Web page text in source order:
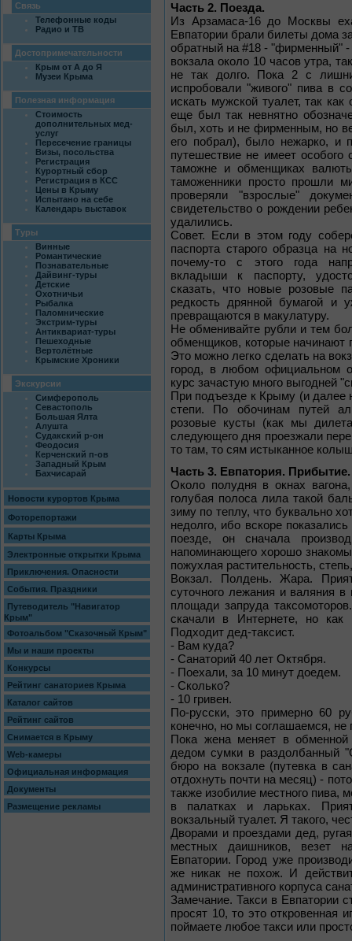
Связь
Телефонные коды
Радио и ТВ
Достопримечательности
Крым от А до Я
Музеи Крыма
Полезная информация
Стоимость
дополнительных мед-
услуг
Пересечение границы
Визы, посольства
Регистрация
Курортный сбор
Регистрация в КСС
Цены в Крыму
Испытано на себе
Календарь выставок
Туры
Винные
Романтические
Познавательные
Дайвинг-туры
Детские
Охотничьи
Рыбалка
Паломнические
Экстрим-туры
Антиквариат-туры
Пешеходные
Вертолётные
Крымские Хроники
Экскурсии
Симферополь
Севастополь
Большая Ялта
Алушта
Судакский р-он
Феодосия
Керченский п-ов
Западный Крым
Бахчисарай
Новости курортов Крыма
Фоторепортажи
Карты Крыма
Электронные открытки Крыма
Приключения. Опасности
События. Праздники
Путеводитель "Навигатор
Крым"
Фотоальбом "Сказочный Крым"
Мы и наши проекты
Конкурсы
Рейтинг санаториев Крыма
Каталог сайтов
Рейтинг сайтов
Снимается в Крыму
Web-камеры
Официальная информация
Документы
Размещение рекламы
Часть 2. Поезда.
Из Арзамаса-16 до Москвы
Евпатории брали билеты дома
обратный на #18 - "фирменный" -
вокзала около 10 часов утра,
не так долго. Пока 2 с
испробовали "живого" пива в
искать мужской туалет, так
еще был так невнятно
был, хоть и не фирменным, но
его побрал), было нежарко, и
путешествие не имеет
таможне и обменщиках
таможенники просто прошли
проверяли "взрослые"
свидетельство о рождении
удалились.
Совет. Если в этом году
паспорта старого образца на
почему-то с этого года
вкладыши к паспорту,
сказать, что новые розовые
редкость дрянной бумагой и
превращаются в макулатуру.
Не обменивайте рубли и тем
обменщиков, которые начинают
Это можно легко сделать на
город, в любом официальном
курс зачастую много выгодней
При подъезде к Крыму (и далее
степи. По обочинам путей
розовые кусты (как мы
следующего дня проезжали
то там, то сям истыканное
Часть 3. Евпатория. Прибытие.
Около полудня в окнах
голубая полоса лила такой
зиму по теплу, что буквально
недолго, ибо вскоре
поезде, он сначала
напоминающего хорошо
пожухлая растительность,
Вокзал. Полдень. Жара.
суточного лежания и валяния
площади запруда
скачали в Интернете, но как
Подходит дед-таксист.
- Вам куда?
- Санаторий 40 лет Октября.
- Поехали, за 10 минут доедем.
- Сколько?
- 10 гривен.
По-русски, это примерно 60
конечно, но мы соглашаемся,
Пока жена меняет в
дедом сумки в раздолбанный
бюро на вокзале (путевка в
отдохнуть почти на месяц) -
также изобилие местного пива,
в палатках и ларьках.
вокзальный туалет. Я такого,
Дворами и проездами дед,
местных даишников, везет
Евпатории. Город уже
же никак не похож. И
административного корпуса
Замечание. Такси в Евпатории
просят 10, то это откровенная
поймаете любое такси или